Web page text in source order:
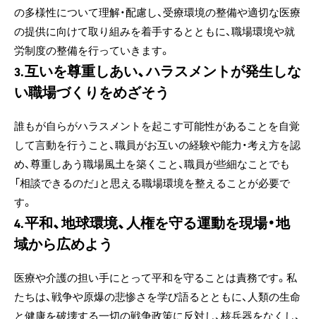
の多様性について理解・配慮し、受療環境の整備や適切な医療
の提供に向けて取り組みを着手するとともに、職場環境や就
労制度の整備を行っていきます。
3.互いを尊重しあい、ハラスメントが発生しな
い職場づくりをめざそう
誰もが自らがハラスメントを起こす可能性があることを自覚
して言動を行うこと、職員がお互いの経験や能力・考え方を認
め、尊重しあう職場風土を築くこと、職員が些細なことでも
「相談できるのだ」と思える職場環境を整えることが必要で
す。
4.平和、地球環境、人権を守る運動を現場・地
域から広めよう
医療や介護の担い手にとって平和を守ることは責務です。私
たちは、戦争や原爆の悲惨さを学び語るとともに、人類の生命
と健康を破壊する一切の戦争政策に反対し、核兵器をなくし、